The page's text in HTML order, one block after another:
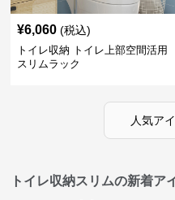
¥6,060 (税込)
トイレ収納 トイレ上部空間活用
スリムラック
人気ア
トイレ収納スリムの新着ア